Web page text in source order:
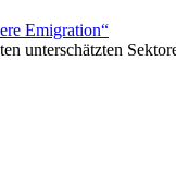
Emigration“
unterschätzten